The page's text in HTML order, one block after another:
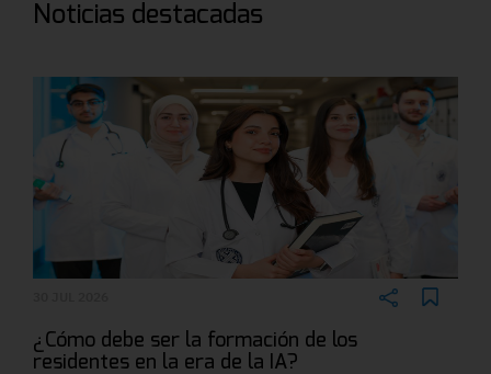
Noticias destacadas
¿Cómo debe ser la formación de los
residentes en la era de la IA?